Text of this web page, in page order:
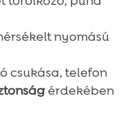
nyomású
csukása, telefon
érdekében